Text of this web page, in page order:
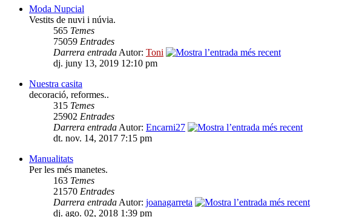
Moda Nupcial
Vestits de nuvi i núvia.
565 Temes
75059 Entrades
Darrera entrada Autor: Toni
dj. juny 13, 2019 12:10 pm
Nuestra casita
decoració, reformes..
315 Temes
25902 Entrades
Darrera entrada Autor: Encarni27
dt. nov. 14, 2017 7:15 pm
Manualitats
Per les més manetes.
163 Temes
21570 Entrades
Darrera entrada Autor: joanagarreta
dj. ago. 02, 2018 1:39 pm